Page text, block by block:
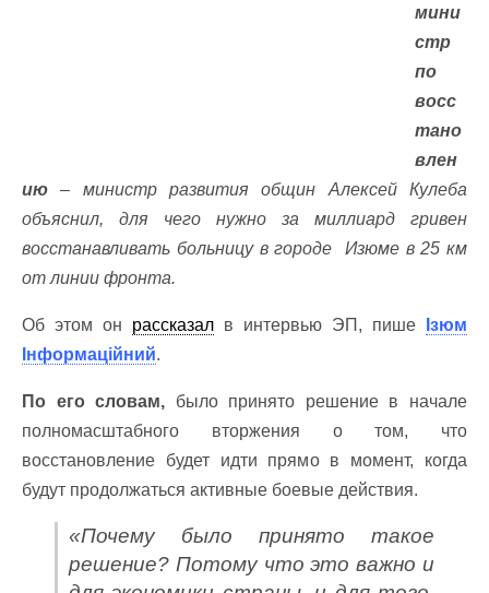
мини
стр
по
восс
тано
влен
ию – министр развития общин Алексей Кулеба
объяснил, для чего нужно за миллиард гривен
восстанавливать больницу в городе Изюме в 25 км
от линии фронта.
Об этом он рассказал в интервью ЭП , пише
Ізюм
Інформаційний.
По его словам, было принято решение в начале
полномасштабного вторжения о том, что
восстановление будет идти прямо в момент, когда
будут продолжаться активные боевые действия.
«Почему было принято такое
решение? Потому что это важно и